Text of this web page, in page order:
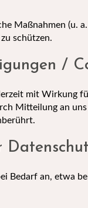
Maßnahmen (u.
schützen.
/
mit Wirkung
Mitteilung an
Bedarf an, etwa